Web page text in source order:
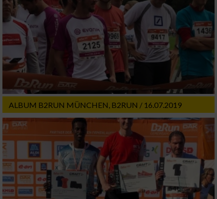
ALBUM B2RUN MÜNCHEN, B2RUN / 16.07.2019